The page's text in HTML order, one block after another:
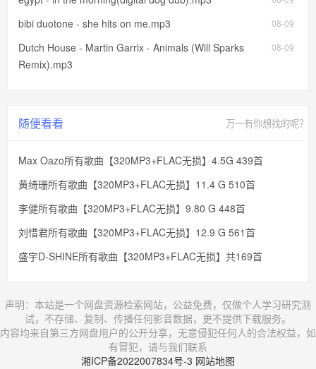
08-09
bibi duotone - she hits on me.mp3
08-09
Dutch House - Martin Garrix - Animals (Will Sparks
Remix).mp3
随便看看 万一有你想找的呢？
Max Oazo所有歌曲【320MP3+FLAC无损】4.5G 439首
黄绮珊所有歌曲【320MP3+FLAC无损】11.4 G 510首
李健所有歌曲【320MP3+FLAC无损】9.80 G 448首
刘惜君所有歌曲【320MP3+FLAC无损】12.9 G 561首
盛宇D-SHINE所有歌曲【320MP3+FLAC无损】共169首
声明：本站是一个网盘资源检索网站，公益免费，仅做个人学习研究测
试，不存储、复制、传播任何影音数据，更不提供下载服务。
内容均来自第三方网盘用户的公开分享，无意侵犯任何人的合法权益，如
有冒犯，请与我们联系
湘ICP备2022007834号-3 网站地图